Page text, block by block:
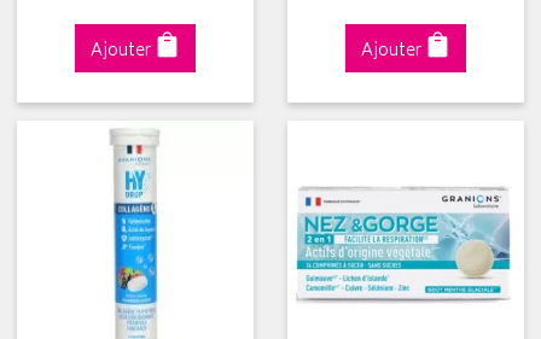
Ajouter Ajouter